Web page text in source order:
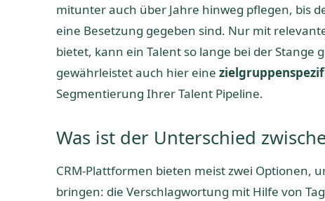
mitunter auch über Jahre hinweg pflegen, bis
eine Besetzung gegeben sind. Nur mit
bietet, kann ein Talent so lange bei der Stange
gewährleistet auch hier eine
Segmentierung Ihrer Talent Pipeline.
Was ist der Unterschied
CRM-Plattformen bieten meist zwei Optionen,
bringen: die Verschlagwortung mit Hilfe von